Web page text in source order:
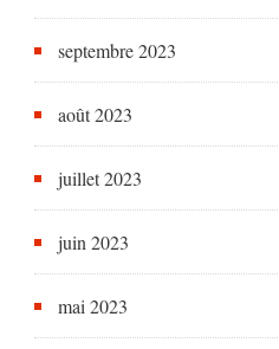
septembre 2023
août 2023
juillet 2023
juin 2023
mai 2023